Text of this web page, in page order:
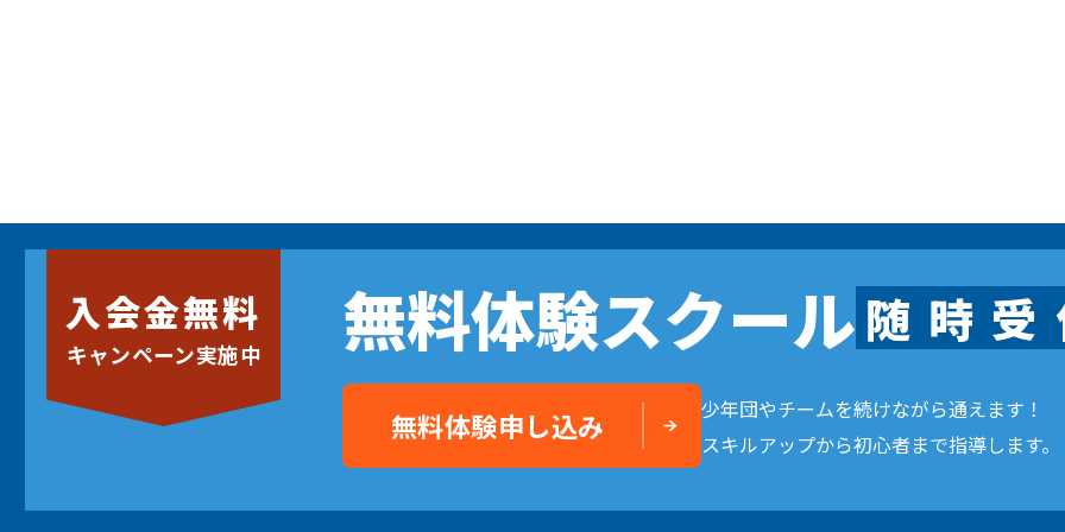
入会金無料
キャンペーン実施中 無料体験スクール 随 時 受
少年団やチームを続けながら通えます！
スキルアップから初心者まで指導します。
無料体験申し込み